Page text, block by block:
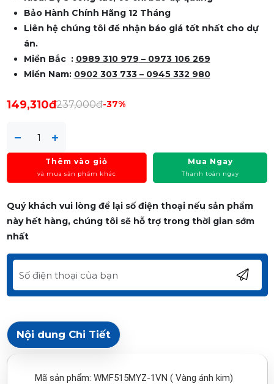
Bảo Hành Chính Hãng 12 Tháng
Liên hệ chúng tôi để nhận báo giá tốt nhất cho dự
án.
Miền Bắc : 0989 310 979 – 0973 106 269
Miền Nam: 0902 303 733 – 0945 332 980
149,310đ237,000đ-37%
Thêm vào giỏ
và mua sản phẩm khác
Mua Ngay
Thanh toán ngay
Quý khách vui lòng để lại số điện thoại nếu sản phẩm
này hết hàng, chúng tôi sẽ hỗ trợ trong thời gian sớm
nhất
Nội dung Chi Tiết
Mã sản phẩm: WMF515MYZ‑1VN ( Vàng ánh kim)